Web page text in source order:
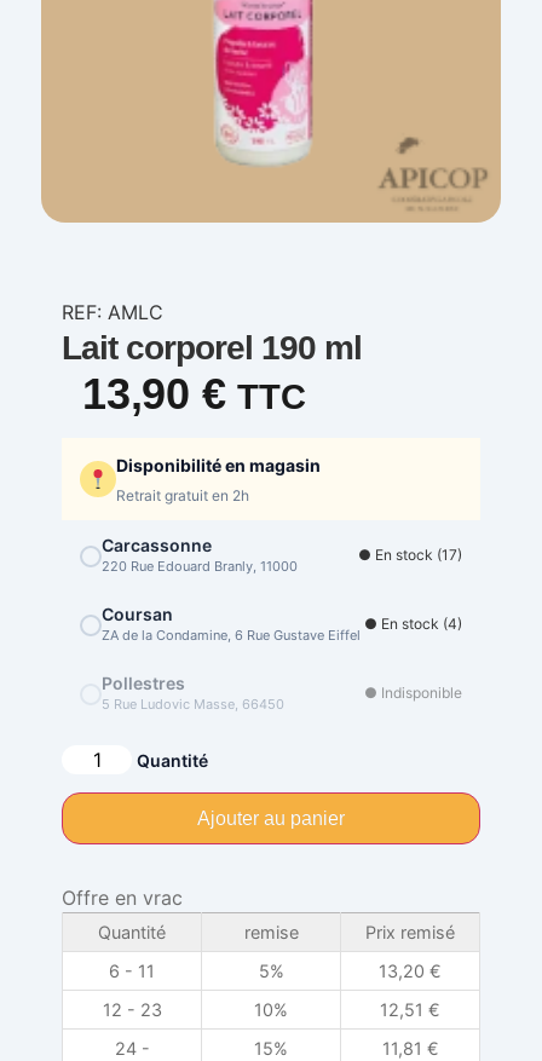
REF: AMLC
Lait corporel 190 ml
13,90 € TTC
Disponibilité en magasin
Retrait gratuit en 2h
Carcassonne
220 Rue Edouard Branly, 11000
● En stock (17)
Coursan
ZA de la Condamine, 6 Rue Gustave Eiffel
● En stock (4)
Pollestres
5 Rue Ludovic Masse, 66450
● Indisponible
Quantité
Ajouter au panier
Offre en vrac
Quantité remise
Prix remisé
6 - 11
5% 13,20 €
12 - 23
10% 12,51 €
24 -
15% 11,81 €